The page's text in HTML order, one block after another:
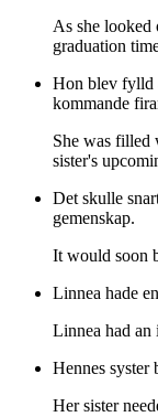
As she looked
graduation
Hon blev fylld
kommande
She was filled
sister's
Det skulle
gemenskap.
It would soon
Linnea hade
Linnea had an
Hennes syster
Her sister